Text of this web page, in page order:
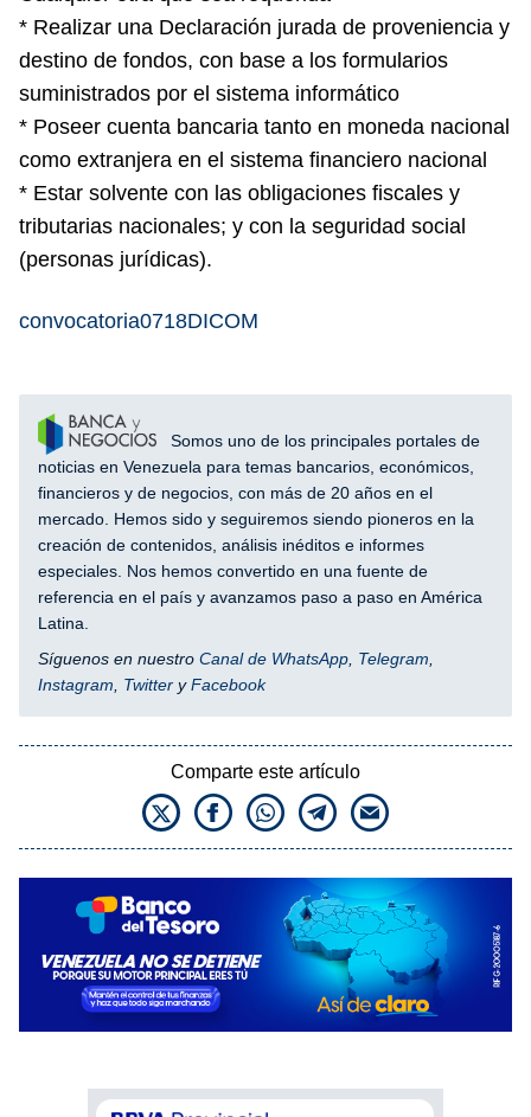
* Realizar una Declaración jurada de proveniencia y
destino de fondos, con base a los formularios
suministrados por el sistema informático
* Poseer cuenta bancaria tanto en moneda nacional
como extranjera en el sistema financiero nacional
* Estar solvente con las obligaciones fiscales y
tributarias nacionales; y con la seguridad social
(personas jurídicas).
convocatoria0718DICOM
Somos uno de los principales portales de
noticias en Venezuela para temas bancarios, económicos,
financieros y de negocios, con más de 20 años en el
mercado. Hemos sido y seguiremos siendo pioneros en la
creación de contenidos, análisis inéditos e informes
especiales. Nos hemos convertido en una fuente de
referencia en el país y avanzamos paso a paso en América
Latina.
Síguenos en nuestro Canal de WhatsApp, Telegram,
Instagram, Twitter yFacebook
Comparte este artículo